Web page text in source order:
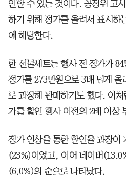
인할 수 있는 것이다. 공정위 고
하기 위해 정가를 올려서 표시하
에 해당한다.
한 선물세트는 행사 전 정가가
정가를 273만원으로 3배 넘게
로 과장해 판매하기도 했다. 이
가를 할인 행사 이전의 2배 이상
정가 인상을 통한 할인율 과장이
(23%)이었고, 이어 네이버
(6.0%)의 순으로 나타났다.